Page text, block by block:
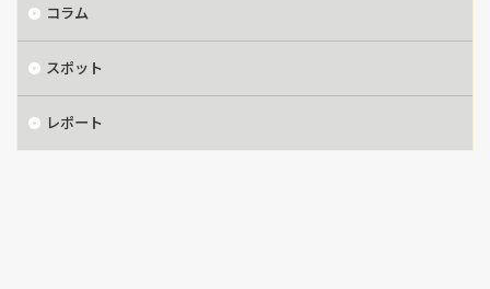
コラム
スポット
レポート